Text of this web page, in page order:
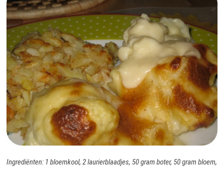
Ingrediënten: 1 bloemkool, 2 laurierblaadjes, 50 gram boter, 50 gram bloem,